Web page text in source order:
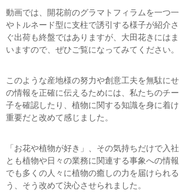
動画では、開花前のグラマトフィラムを一つ
やトルネード型に支柱で誘引する様子が紹介
ぐ出荷も終盤ではありますが、大田花きには
いますので、ぜひご覧になってみてください。
このような産地様の努力や創意工夫を無駄に
の情報を正確に伝えるためには、私たちのチ
子を確認したり、植物に関する知識を身に着
重要だと改めて感じました。
「お花や植物が好き」、その気持ちだけで入
とも植物や日々の業務に関連する事象への情
でも多くの人々に植物の癒しの力を届けられ
う、そう改めて決心させられました。